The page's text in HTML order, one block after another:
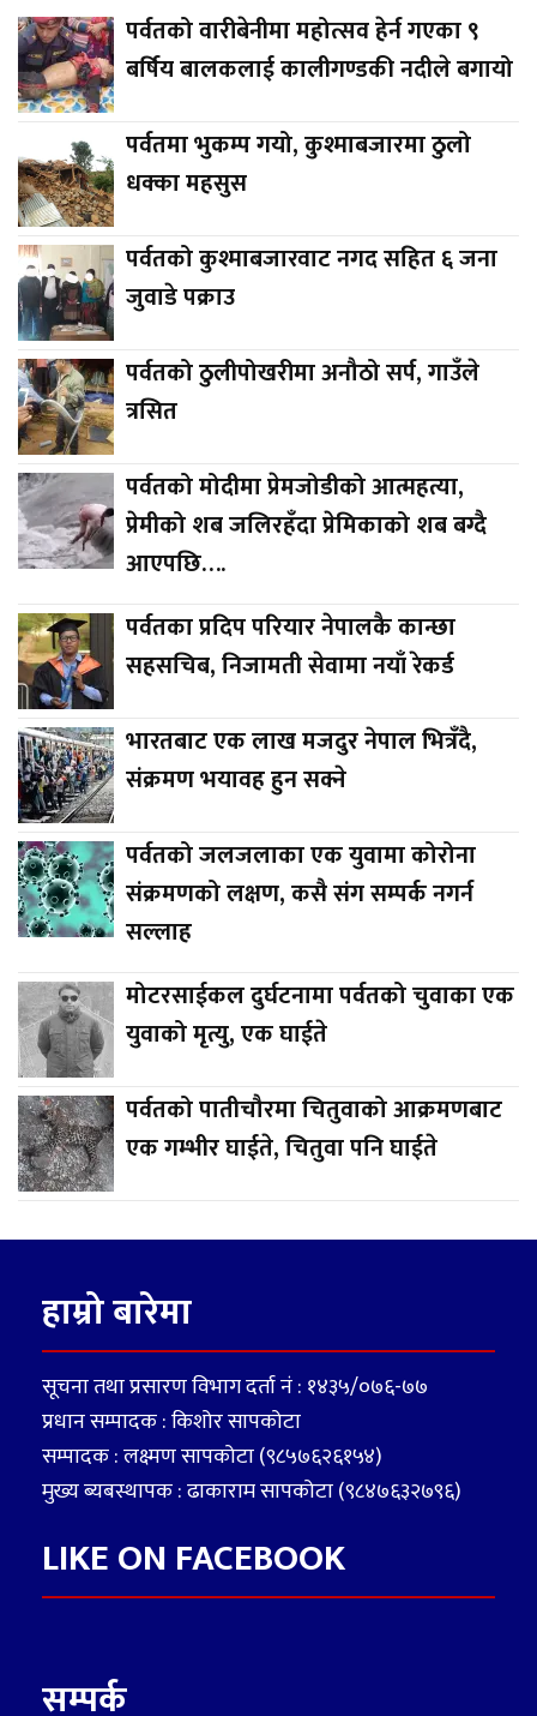
पर्वतको वारीबेनीमा महोत्सव हेर्न गएका ९
बर्षिय बालकलाई कालीगण्डकी नदीले बगायो
पर्वतमा भुकम्प गयो, कुश्माबजारमा ठुलो
धक्का महसुस
पर्वतको कुश्माबजारवाट नगद सहित ६ जना
जुवाडे पक्राउ
पर्वतको ठुलीपोखरीमा अनौठो सर्प, गाउँले
त्रसित
पर्वतको मोदीमा प्रेमजोडीको आत्महत्या,
प्रेमीको शब जलिरहँदा प्रेमिकाको शब बग्दै
आएपछि….
पर्वतका प्रदिप परियार नेपालकै कान्छा
सहसचिब, निजामती सेवामा नयाँ रेकर्ड
भारतबाट एक लाख मजदुर नेपाल भित्रँदै,
संक्रमण भयावह हुन सक्ने
पर्वतको जलजलाका एक युवामा कोरोना
संक्रमणको लक्षण, कसै संग सम्पर्क नगर्न
सल्लाह
मोटरसाईकल दुर्घटनामा पर्वतको चुवाका एक
युवाको मृत्यु, एक घाईते
पर्वतको पातीचौरमा चितुवाको आक्रमणबाट
एक गम्भीर घाईते, चितुवा पनि घाईते
हाम्रो बारेमा
सूचना तथा प्रसारण विभाग दर्ता नं : १४३५/०७६-७७
प्रधान सम्पादक : किशोर सापकोटा
सम्पादक : लक्ष्मण सापकोटा (९८५७६२६१५४)
मुख्य ब्यबस्थापक : ढाकाराम सापकोटा (९८४७६३२७९६)
LIKE ON FACEBOOK
सम्पर्क